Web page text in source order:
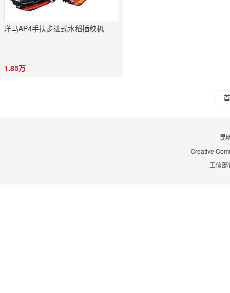
洋马AP4手扶步进式水稻插秧机
1.85万
昆
Creative
工信